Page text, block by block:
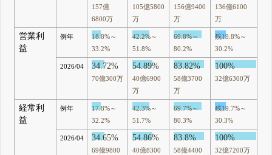
157億
6800万
105億5800
万
156億9400
万
136億6100
万
営業利
益
例年
18.8%～
33.2%
42.2%～
51.8%
69.8%～
80.2%
残19.8%～
30.2%
2026/04 34.72%
70億300万
54.89%
40億6900
万
83.82%
58億3700
万
100%
32億6300万
経常利
益
例年
17.8%～
32.2%
42.3%～
51.7%
69.7%～
80.3%
残19.7%～
30.3%
2026/04 34.65%
69億9800
54.86%
40億8300
83.8%
58億4400
100%
32億7200万